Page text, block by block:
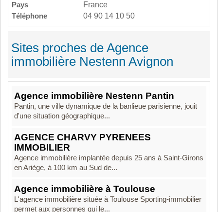
Pays
France
Téléphone
04 90 14 10 50
Sites proches de Agence
immobilière Nestenn Avignon
Agence immobilière Nestenn Pantin
Pantin, une ville dynamique de la banlieue parisienne, jouit
d'une situation géographique...
AGENCE CHARVY PYRENEES
IMMOBILIER
Agence immobilière implantée depuis 25 ans à Saint-Girons
en Ariège, à 100 km au Sud de...
Agence immobilière à Toulouse
L'agence immobilière située à Toulouse Sporting-immobilier
permet aux personnes qui le...